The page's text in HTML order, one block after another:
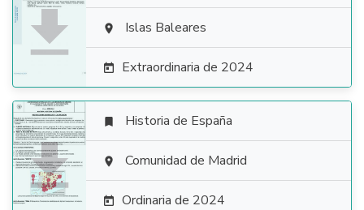
  Islas Baleares
 Extraordinaria de 2024

 Historia de España
 Comunidad de Madrid
 Ordinaria de 2024